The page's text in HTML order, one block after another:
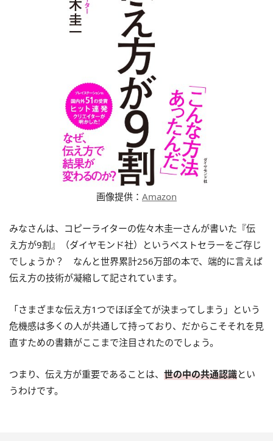
画像提供： Amazon
みなさんは、コピーライターの佐々木圭一さんが書いた『伝
え方が9割』（ダイヤモンド社）というベストセラーをご存じ
でしょうか？ なんと世界累計256万部の本で、端的に言えば
伝え方の技術が凝縮して記されています。
「さまざまな伝え方1つでほぼ全てが決まってしまう」という
危機感は多くの人が共通して持っており、だからこそそれを見
直すための書籍がここまで注目されたのでしょう。
つまり、伝え方が重要であることは、 世の中の共通認識とい
うわけです。